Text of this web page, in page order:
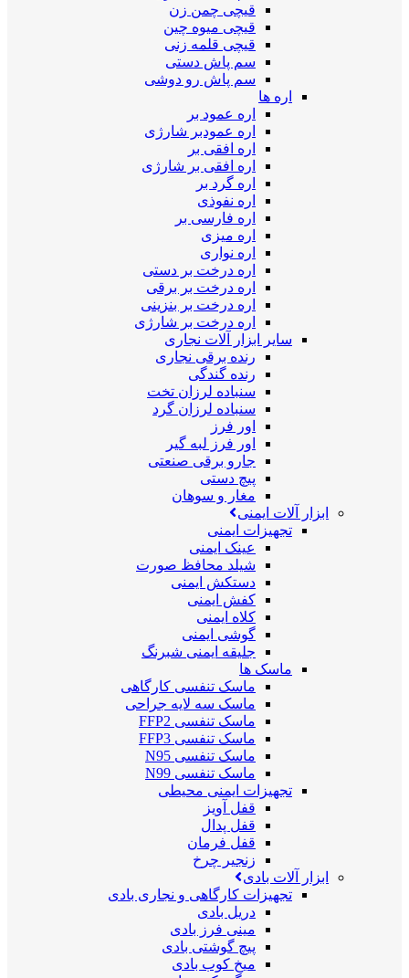
قیچی چمن زن
قیچی میوه چین
قیچی قلمه زنی
سم پاش دستی
سم پاش رو دوشی
اره ها
اره عمود بر
اره عمودبر شارژی
اره افقی بر
اره افقی بر شارژی
اره گرد بر
اره نفوذی
اره فارسی بر
اره میزی
اره نواری
اره درخت بر دستی
اره درخت بر برقی
اره درخت بر بنزینی
اره درخت بر شارژی
سایر ابزار آلات نجاری
رنده برقی نجاری
رنده گندگی
سنباده لرزان تخت
سنباده لرزان گرد
اور فرز
اور فرز لبه گیر
جارو برقی صنعتی
پیچ دستی
مغار و سوهان
ابزار آلات ایمنی
تجهیزات ایمنی
عینک ایمنی
شیلد محافظ صورت
دستکش ایمنی
کفش ایمنی
کلاه ایمنی
گوشی ایمنی
جلیقه ایمنی شبرنگ
ماسک ها
ماسک تنفسی کارگاهی
ماسک سه لایه جراحی
ماسک تنفسی FFP2
ماسک تنفسی FFP3
ماسک تنفسی N95
ماسک تنفسی N99
تجهیزات ایمنی محیطی
قفل آویز
قفل پدال
قفل فرمان
زنجیر چرخ
ابزار آلات بادی
تجهیزات کارگاهی و نجاری بادی
دریل بادی
مینی فرز بادی
پیچ گوشتی بادی
میخ کوب بادی